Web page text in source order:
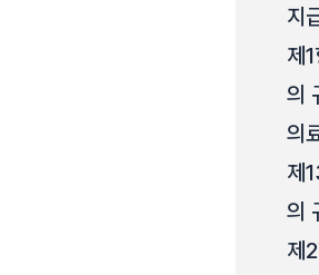
지
제
의
의
제
의
제